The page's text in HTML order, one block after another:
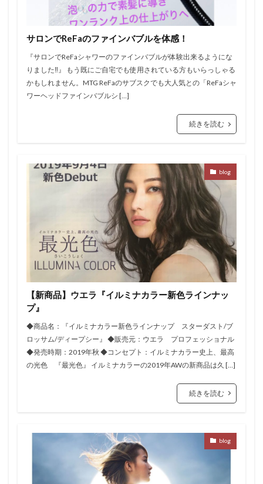
サロンでReFaのファインバブルを体感！
『サロンでReFaシャワーのファインバブルが体験出来るようにな
りました‼️』 もう既にご自宅でも使用されている方もいらっしゃる
かもしれません。MTG ReFaのサブスクでも大人気との「ReFaシャ
ワーヘッドファインバブルシ […]
続きを読む
blog
【新商品】ウエラ『イルミナカラー新色ラインナッ
プ』
◆商品名：『イルミナカラー新色ラインナップ スターダスト/ブ
ロッサム/ディープシー』 ◆販売元：ウエラ プロフェッショナル
◆発売時期：2019年秋 ◆コンセプト：イルミナカラー史上、最高
の光色 『最光色』 イルミナカラーの2019年AWの新商品は久 […]
続きを読む
blog